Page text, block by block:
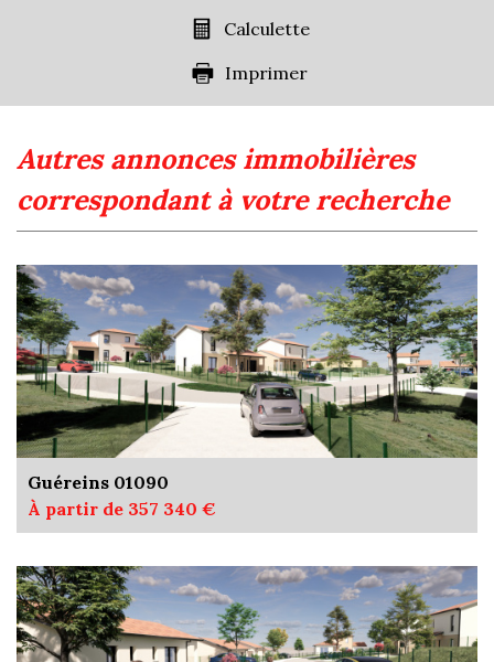
Calculette
Imprimer
autres annonces immobilières
correspondant à votre recherche
Guéreins 01090
À partir de 357 340 €